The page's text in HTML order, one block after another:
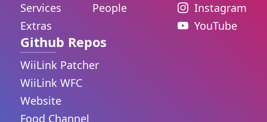
Services
Extras
People
Instagram
YouTube
Github Repos
WiiLink Patcher
WiiLink WFC
Website
Food Channel